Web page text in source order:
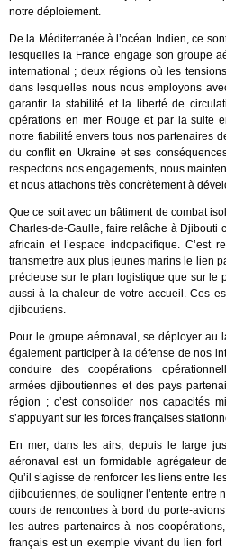
notre déploiement.
De la Méditerranée à l’océan Indien, ce
lesquelles la France engage son groupe
international ; deux régions où les
dans lesquelles nous nous employons
garantir la stabilité et la liberté de
opérations en mer Rouge et par la suite
notre fiabilité envers tous nos partenaires
du conflit en Ukraine et ses
respectons nos engagements, nous
et nous attachons très concrètement à
Que ce soit avec un bâtiment de combat
Charles-de-Gaulle, faire relâche à Djibouti
africain et l’espace indopacifique. C’est
transmettre aux plus jeunes marins le lien
précieuse sur le plan logistique que sur le
aussi à la chaleur de votre accueil. Ces
djiboutiens.
Pour le groupe aéronaval, se déployer au
également participer à la défense de nos
conduire des coopérations
armées djiboutiennes et des pays
région ; c’est consolider nos capacités
s’appuyant sur les forces françaises
En mer, dans les airs, depuis le large
aéronaval est un formidable agrégateur
Qu’il s’agisse de renforcer les liens entre
djiboutiennes, de souligner l’entente entre
cours de rencontres à bord du porte-
les autres partenaires à nos
français est un exemple vivant du lien